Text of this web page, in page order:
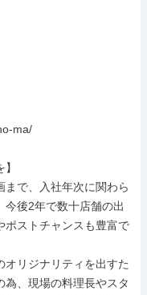
ma/
まで、入社年次に関わら
後2年で数十店舗の出
ポストチャンスも豊富で
オリジナリティを出すた
、現場の料理長やスタ